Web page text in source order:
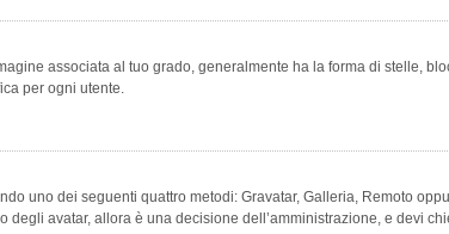
associata al tuo grado, generalmente ha la forma di stelle,
per ogni utente.
uno dei seguenti quattro metodi: Gravatar, Galleria, Remoto
avatar, allora è una decisione dell’amministrazione, e devi